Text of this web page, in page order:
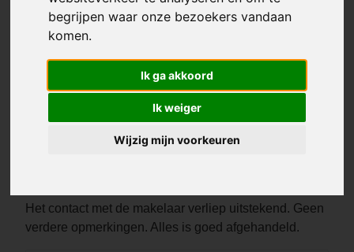
begrijpen waar onze bezoekers vandaan
komen.
Ik ga akkoord
Ik weiger
Wijzig mijn voorkeuren